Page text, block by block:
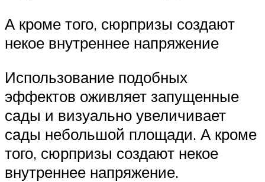
А кроме того, сюрпризы создают
некое внутреннее напряжение
Использование подобных
эффектов оживляет запущенные
сады и визуально увеличивает
сады небольшой площади. А кроме
того, сюрпризы создают некое
внутреннее напряжение.